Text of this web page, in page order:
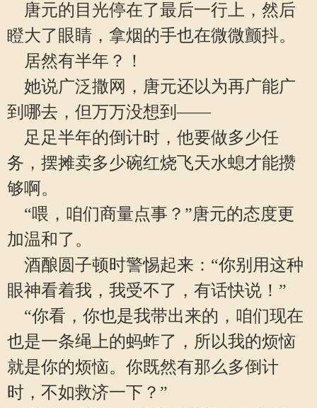
唐元的目光停在了最后一行上，然后
瞪大了眼睛，拿烟的手也在微微颤抖。
居然有半年？！
她说广泛撒网，唐元还以为再广能广
到哪去，但万万没想到——
足足半年的倒计时，他要做多少任
务，摆摊卖多少碗红烧飞天水螅才能攒
够啊。
“喂，咱们商量点事？”唐元的态度更
加温和了。
酒酿圆子顿时警惕起来：“你别用这种
眼神看着我，我受不了，有话快说！”
“你看，你也是我带出来的，咱们现在
也是一条绳上的蚂蚱了，所以我的烦恼
就是你的烦恼。你既然有那么多倒计
时，不如救济一下？”